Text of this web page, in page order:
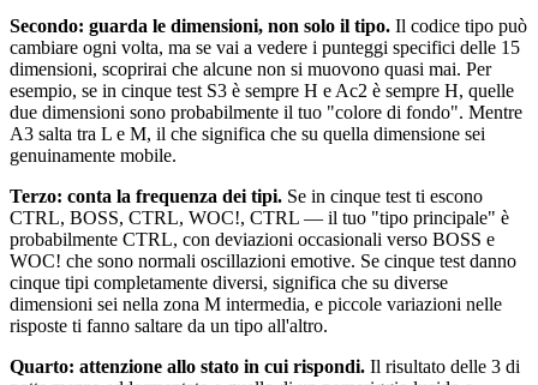
Secondo: guarda le dimensioni, non solo il tipo. Il codice tipo può
cambiare ogni volta, ma se vai a vedere i punteggi specifici delle 15
dimensioni, scoprirai che alcune non si muovono quasi mai. Per
esempio, se in cinque test S3 è sempre H e Ac2 è sempre H, quelle
due dimensioni sono probabilmente il tuo "colore di fondo". Mentre
A3 salta tra L e M, il che significa che su quella dimensione sei
genuinamente mobile.
Terzo: conta la frequenza dei tipi. Se in cinque test ti escono
CTRL, BOSS, CTRL, WOC!, CTRL — il tuo "tipo principale" è
probabilmente CTRL, con deviazioni occasionali verso BOSS e
WOC! che sono normali oscillazioni emotive. Se cinque test danno
cinque tipi completamente diversi, significa che su diverse
dimensioni sei nella zona M intermedia, e piccole variazioni nelle
risposte ti fanno saltare da un tipo all'altro.
Quarto: attenzione allo stato in cui rispondi. Il risultato delle 3 di